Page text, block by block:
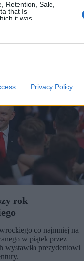
Retention, Sale,
that Is
it was
Privacy Policy
rok
co najmniej na
w piątek przez
wystawiła prezydentowi